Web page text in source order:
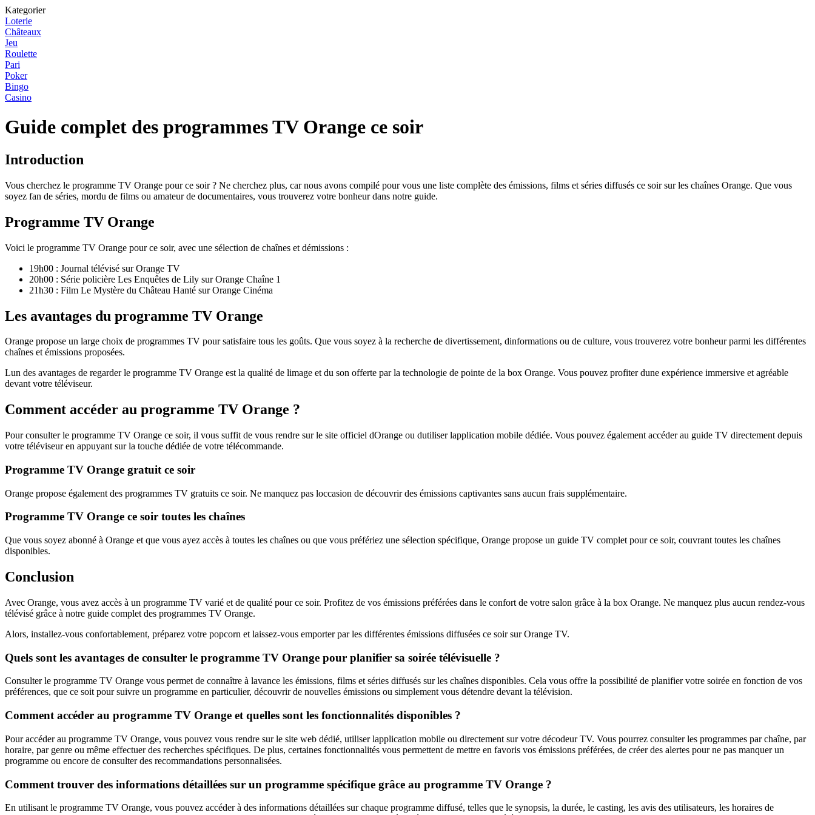
Kategorier
Loterie
Châteaux
Jeu
Roulette
Pari
Poker
Bingo
Casino
Guide complet des programmes TV Orange ce soir
Introduction
Vous cherchez le programme TV Orange pour ce soir ? Ne cherchez plus, car nous avons compilé pour vous une liste complète des émissions, films et séries diffusés ce soir sur les chaînes Orange. Que vous
soyez fan de séries, mordu de films ou amateur de documentaires, vous trouverez votre bonheur dans notre guide.
Programme TV Orange
Voici le programme TV Orange pour ce soir, avec une sélection de chaînes et démissions :
19h00 : Journal télévisé sur Orange TV
20h00 : Série policière Les Enquêtes de Lily sur Orange Chaîne 1
21h30 : Film Le Mystère du Château Hanté sur Orange Cinéma
Les avantages du programme TV Orange
Orange propose un large choix de programmes TV pour satisfaire tous les goûts. Que vous soyez à la recherche de divertissement, dinformations ou de culture, vous trouverez votre bonheur parmi les différentes
chaînes et émissions proposées.
Lun des avantages de regarder le programme TV Orange est la qualité de limage et du son offerte par la technologie de pointe de la box Orange. Vous pouvez profiter dune expérience immersive et agréable
devant votre téléviseur.
Comment accéder au programme TV Orange ?
Pour consulter le programme TV Orange ce soir, il vous suffit de vous rendre sur le site officiel dOrange ou dutiliser lapplication mobile dédiée. Vous pouvez également accéder au guide TV directement depuis
votre téléviseur en appuyant sur la touche dédiée de votre télécommande.
Programme TV Orange gratuit ce soir
Orange propose également des programmes TV gratuits ce soir. Ne manquez pas loccasion de découvrir des émissions captivantes sans aucun frais supplémentaire.
Programme TV Orange ce soir toutes les chaînes
Que vous soyez abonné à Orange et que vous ayez accès à toutes les chaînes ou que vous préfériez une sélection spécifique, Orange propose un guide TV complet pour ce soir, couvrant toutes les chaînes
disponibles.
Conclusion
Avec Orange, vous avez accès à un programme TV varié et de qualité pour ce soir. Profitez de vos émissions préférées dans le confort de votre salon grâce à la box Orange. Ne manquez plus aucun rendez-vous
télévisé grâce à notre guide complet des programmes TV Orange.
Alors, installez-vous confortablement, préparez votre popcorn et laissez-vous emporter par les différentes émissions diffusées ce soir sur Orange TV.
Quels sont les avantages de consulter le programme TV Orange pour planifier sa soirée télévisuelle ?
Consulter le programme TV Orange vous permet de connaître à lavance les émissions, films et séries diffusés sur les chaînes disponibles. Cela vous offre la possibilité de planifier votre soirée en fonction de vos
préférences, que ce soit pour suivre un programme en particulier, découvrir de nouvelles émissions ou simplement vous détendre devant la télévision.
Comment accéder au programme TV Orange et quelles sont les fonctionnalités disponibles ?
Pour accéder au programme TV Orange, vous pouvez vous rendre sur le site web dédié, utiliser lapplication mobile ou directement sur votre décodeur TV. Vous pourrez consulter les programmes par chaîne, par
horaire, par genre ou même effectuer des recherches spécifiques. De plus, certaines fonctionnalités vous permettent de mettre en favoris vos émissions préférées, de créer des alertes pour ne pas manquer un
programme ou encore de consulter des recommandations personnalisées.
Comment trouver des informations détaillées sur un programme spécifique grâce au programme TV Orange ?
En utilisant le programme TV Orange, vous pouvez accéder à des informations détaillées sur chaque programme diffusé, telles que le synopsis, la durée, le casting, les avis des utilisateurs, les horaires de